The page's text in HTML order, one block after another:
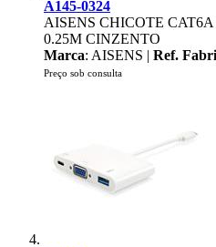
A145-0324
AISENS CHICOTE
0.25M CINZENTO
Marca: AISENS | Ref.
Preço sob consulta